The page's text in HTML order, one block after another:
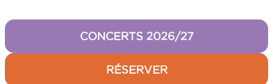
CONCERTS 2026/27
RÉSERVER